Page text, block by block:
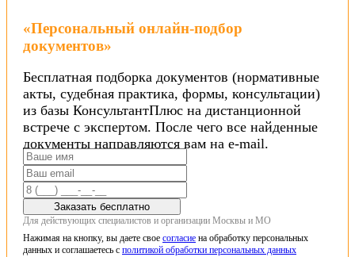
«Персональный онлайн-подбор
документов»
Бесплатная подборка документов (нормативные
акты, судебная практика, формы, консультации)
из базы КонсультантПлюс на дистанционной
встрече с экспертом. После чего все найденные
документы направляются вам на e-mail.
Заказать бесплатно
Для действующих специалистов и организации Москвы и МО
Нажимая на кнопку, вы даете свое согласие на обработку персональных
данных и соглашаетесь с политикой обработки персональных данных